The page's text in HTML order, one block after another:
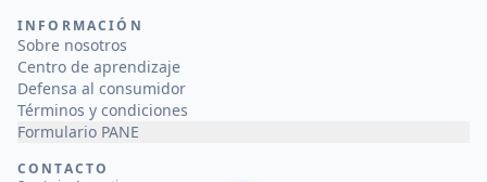
INFORMACIÓN
Sobre nosotros
Centro de aprendizaje
Defensa al consumidor
Términos y condiciones
Formulario PANE
CONTACTO